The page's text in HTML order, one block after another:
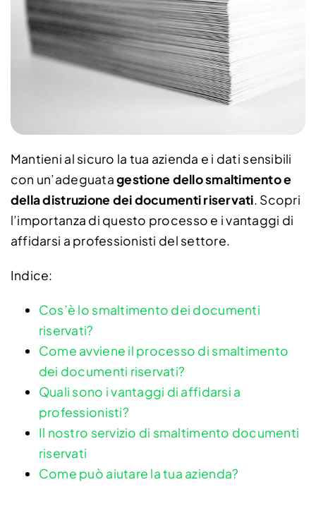
Contatti
Richiedi un preventivo
Mantieni al sicuro la tua azienda e i dati sensibili
con un’adeguatagestione dello smaltimento e
della distruzione dei documenti riservati. Scopri
l’importanza di questo processo e i vantaggi di
affidarsi a professionisti del settore.
Indice:
Cos’è lo smaltimento dei documenti
riservati?
Come avviene il processo di smaltimento
dei documenti riservati?
Quali sono i vantaggi di affidarsi a
professionisti?
Il nostro servizio di smaltimento documenti
riservati
Come può aiutare la tua azienda?